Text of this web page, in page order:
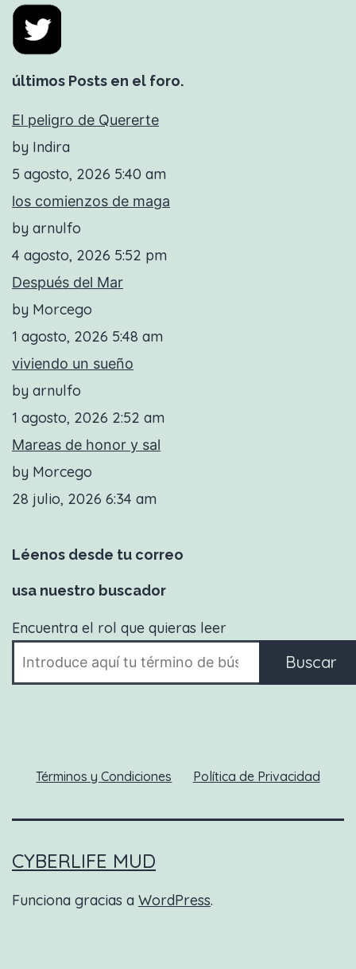
últimos Posts en el foro.
El peligro de Quererte
by Indira
5 agosto, 2026 5:40 am
los comienzos de maga
by arnulfo
4 agosto, 2026 5:52 pm
Después del Mar
by Morcego
1 agosto, 2026 5:48 am
viviendo un sueño
by arnulfo
1 agosto, 2026 2:52 am
Mareas de honor y sal
by Morcego
28 julio, 2026 6:34 am
Léenos desde tu correo
usa nuestro buscador
Encuentra el rol que quieras leer
Buscar
Términos y Condiciones Política de Privacidad
CYBERLIFE MUD
Funciona gracias a WordPress.